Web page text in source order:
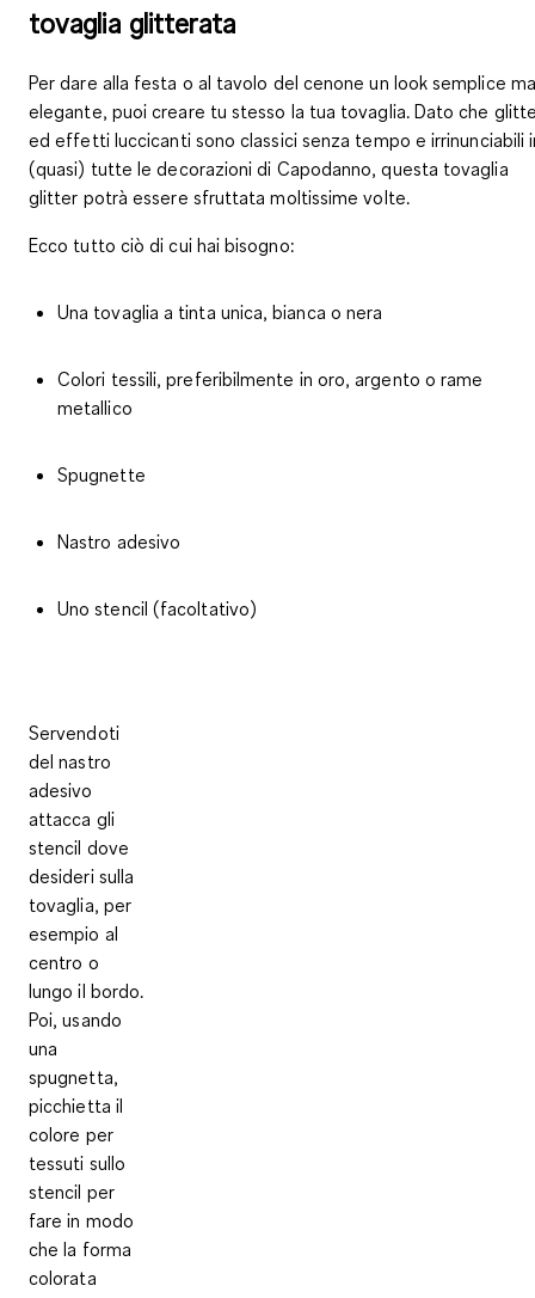
tovaglia glitterata
Per dare alla festa o al tavolo del cenone un look semplice ma
elegante, puoi creare tu stesso la tua tovaglia. Dato che
ed effetti luccicanti sono classici senza tempo e irrinunciabili
(quasi) tutte le decorazioni di Capodanno, questa tovaglia
glitter potrà essere sfruttata moltissime volte.
Ecco tutto ciò di cui hai bisogno:
Una tovaglia a tinta unica, bianca o nera
Colori tessili, preferibilmente in oro, argento o rame
metallico
Spugnette
Nastro adesivo
Uno stencil (facoltativo)
Servendoti
del nastro
adesivo
attacca gli
stencil dove
desideri sulla
tovaglia, per
esempio al
centro o
lungo il bordo.
Poi, usando
una
spugnetta,
picchietta il
colore per
tessuti sullo
stencil per
fare in modo
che la forma
colorata